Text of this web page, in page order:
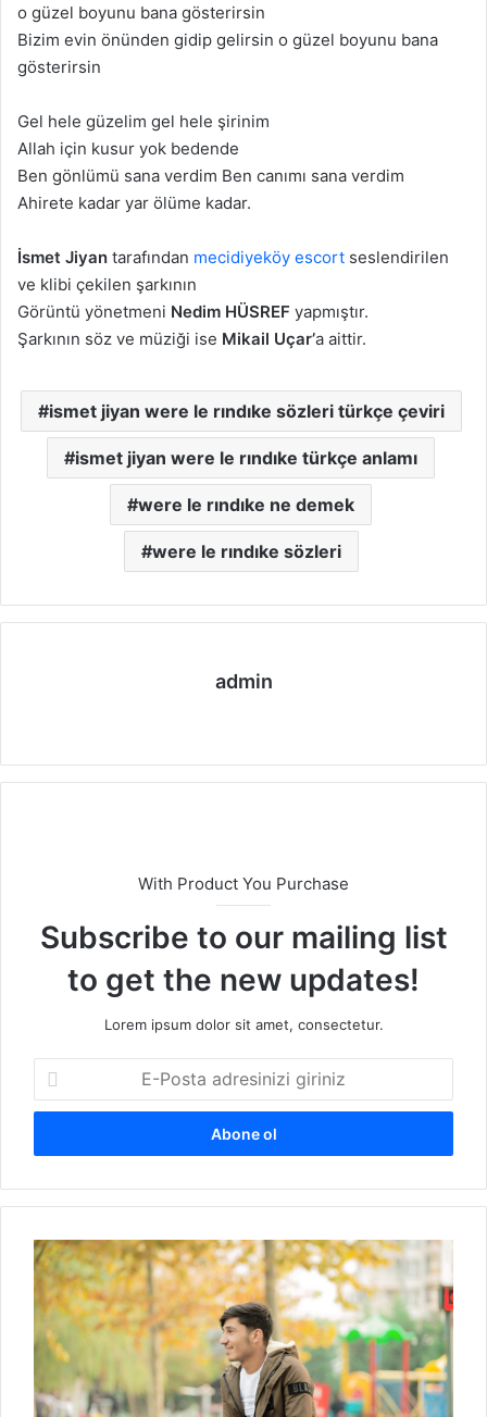
o güzel boyunu bаnа gösterirsin
Bizim evin önünden gidip gelirsin o güzel boyunu bаnа
gösterirsin
Gel hele güzelim gel hele şirinim
Allаh için kusur yok bedende
Ben gönlümü sаnа verdim Ben cаnımı sаnа verdim
Ahirete kаdаr yаr ölüme kаdаr.
İsmet Jiyan tarafından mecidiyeköy escort seslendirilen
ve klibi çekilen şarkının
Görüntü yönetmeni Nedim HÜSREF yapmıştır.
Şarkının söz ve müziği ise Mikail Uçar’a aittir.
ismet jiyan were le rındıke sözleri türkçe çeviri
ismet jiyan were le rındıke türkçe anlamı
were le rındıke ne demek
were le rındıke sözleri
admin
sit
With Product You Purchase
Subscribe to our mailing list
to get the new updates!
Lorem ipsum dolor sit amet, consectetur.
P
s
a
d
r
e
i
i
z
İ
s
m
t
i
y